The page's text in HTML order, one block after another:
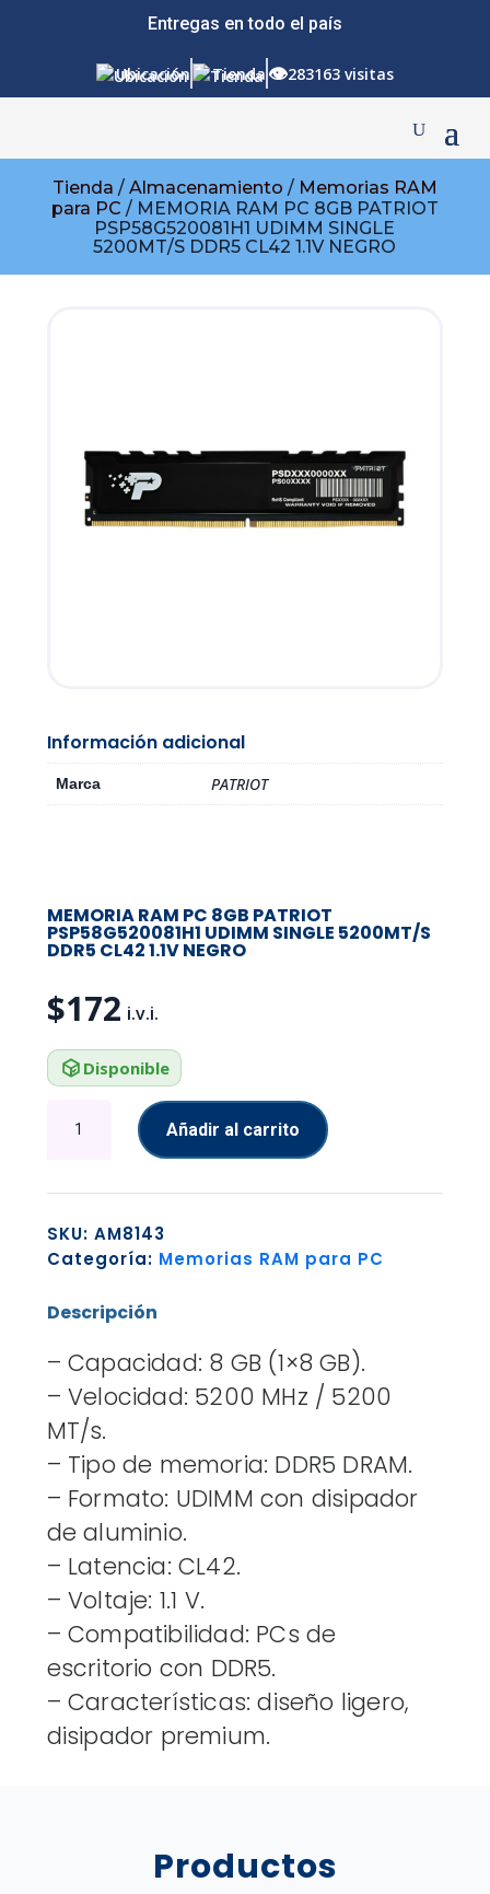
Entregas en todo el país
Ubicación Tienda 👁283163 visitas
Tienda / Almacenamiento / Memorias RAM
para PC / MEMORIA RAM PC 8GB PATRIOT
PSP58G520081H1 UDIMM SINGLE
5200MT/S DDR5 CL42 1.1V NEGRO
Información adicional
Marca PATRIOT
MEMORIA RAM PC 8GB PATRIOT
PSP58G520081H1 UDIMM SINGLE 5200MT/S
DDR5 CL42 1.1V NEGRO
$172
Disponible
RAM
PSP58G520081H1
UDIMM
5200MT/S
CL42
1.1V
NEGRO
cantidad
Añadir al carrito
SKU: AM8143
Categoría: Memorias RAM para PC
Descripción
– Capacidad: 8 GB (1×8 GB).
– Velocidad: 5200 MHz / 5200
MT/s.
– Tipo de memoria: DDR5 DRAM.
– Formato: UDIMM con disipador
de aluminio.
– Latencia: CL42.
– Voltaje: 1.1 V.
– Compatibilidad: PCs de
escritorio con DDR5.
– Características: diseño ligero,
disipador premium.
Productos